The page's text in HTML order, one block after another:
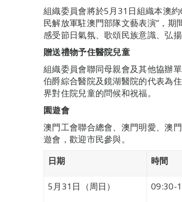
組織委員會將於5月31日組織本澳
民解放軍駐澳門部隊文藝表演”，
感受節日氣氛、歌頌民族意識、弘揚
贈送禮物予住醫院兒童
組織委員會聯同母親會及其他協辦
伯爵綜合醫院及鏡湖醫院的代表為
界對住院兒童的問候和祝福。
園遊會
澳門工會聯合總會、澳門明愛、澳
遊會，歡迎市民參與。
日期
時間
5月31日（周日） 09:30-